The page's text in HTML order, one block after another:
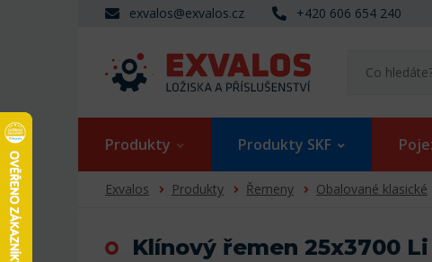
exvalos@exvalos.cz +420 606 654 240
Produkty Produkty SKF
Exvalos Produkty Řemeny Obalované klasické
Klínový řemen 25x3700